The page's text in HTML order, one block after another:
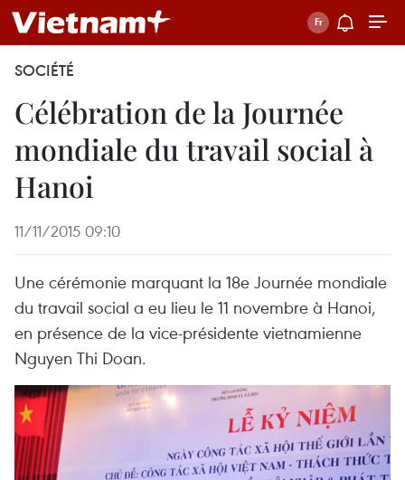
SOCIÉTÉ
Célébration de la Journée
mondiale du travail social à
Hanoi
11/11/2015 09:10
Une cérémonie marquant la 18e Journée mondiale
du travail social a eu lieu le 11 novembre à Hanoi,
en présence de la vice-présidente vietnamienne
Nguyen Thi Doan.